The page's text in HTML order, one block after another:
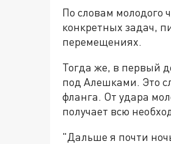
По словам молодого
конкретных задач,
перемещениях.
Тогда же, в первый
под Алешками. Это
фланга. От удара
получает всю
"Дальше я почти